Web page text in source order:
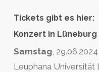
Tickets gibt es hier:
Konzert in Lüneburg
Samstag,
Leuphana Universität